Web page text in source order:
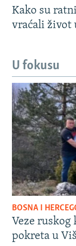
Kako su
vraćali život
U fokusu
BOSNA I
Veze ruskog
pokreta u